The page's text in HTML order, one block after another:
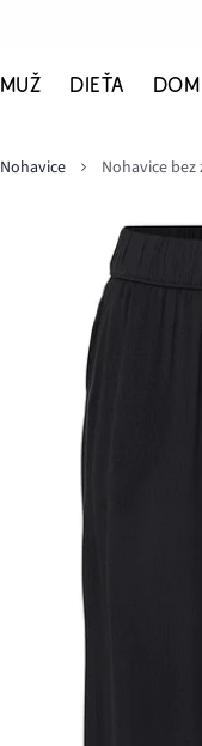
MUŽ DIEŤA DOM
Nohavice Nohavice